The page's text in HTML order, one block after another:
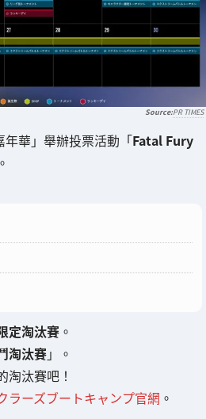
PR TIMES
華」舉辦投票活動「Fatal Fury
定淘汰賽 。
淘汰賽」。
淘汰賽吧！
ラーズブートキャンプ官網 。